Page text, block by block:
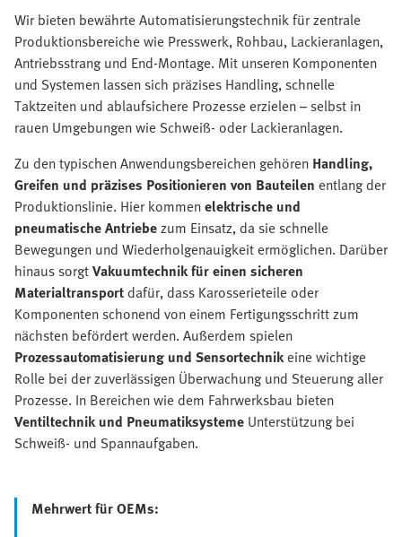
Wir bieten bewährte Automatisierungstechnik für zentrale
Produktionsbereiche wie Presswerk, Rohbau, Lackieranlagen,
Antriebsstrang und End-Montage. Mit unseren Komponenten
und Systemen lassen sich präzises Handling, schnelle
Taktzeiten und ablaufsichere Prozesse erzielen – selbst in
rauen Umgebungen wie Schweiß- oder Lackieranlagen.
Zu den typischen Anwendungsbereichen gehören Handling,
Greifen und präzises Positionieren von Bauteilen entlang der
Produktionslinie. Hier kommenelektrische und
pneumatische Antriebezum Einsatz, da sie schnelle
Bewegungen und Wiederholgenauigkeit ermöglichen. Darüber
hinaus sorgtVakuumtechnik für einen sicheren
Materialtransportdafür, dass Karosserieteile oder
Komponenten schonend von einem Fertigungsschritt zum
nächsten befördert werden. Außerdem spielen
Prozessautomatisierung und Sensortechnikeine wichtige
Rolle bei der zuverlässigen Überwachung und Steuerung aller
Prozesse. In Bereichen wie dem Fahrwerksbau bieten
Ventiltechnik und Pneumatiksysteme Unterstützung bei
Schweiß- und Spannaufgaben.
Mehrwert für OEMs: